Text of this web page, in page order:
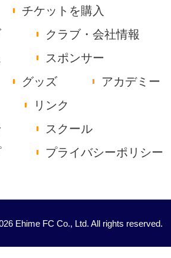
チケットを購入
クラブ・会社情報
スポンサー
グッズ
アカデミー
リンク
スクール
プライバシーポリシー
Ehime FC Co., Ltd. All rights reserved.